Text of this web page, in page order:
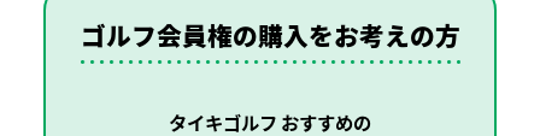
ゴルフ会員権の購入をお考えの方
タイキゴルフ おすすめの